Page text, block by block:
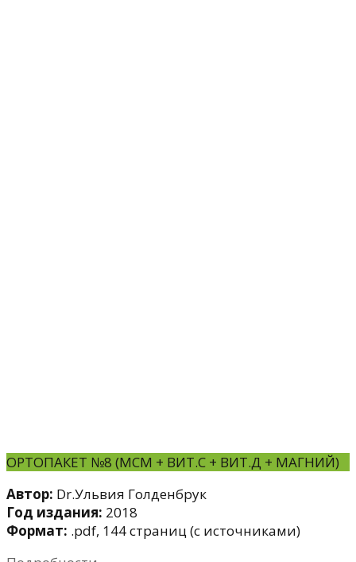
ОРТОПАКЕТ №8 (МСМ + ВИТ.С + ВИТ.Д + МАГНИЙ)
Автор: Dr.Ульвия Голденбрук
Год издания: 2018
Формат: .pdf, 144 страниц (с источниками)